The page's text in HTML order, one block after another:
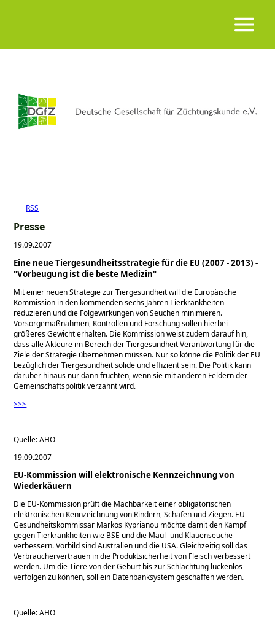
RSS
Presse
19.09.2007
Eine neue Tiergesundheitsstrategie für die EU (2007 - 2013) -
"Vorbeugung ist die beste Medizin"
Mit einer neuen Strategie zur Tiergesundheit will die Europäische
Kommission in den kommenden sechs Jahren Tierkrankheiten
reduzieren und die Folgewirkungen von Seuchen minimieren.
Vorsorgemaßnahmen, Kontrollen und Forschung sollen hierbei
größeres Gewicht erhalten. Die Kommission weist zudem darauf hin,
dass alle Akteure im Bereich der Tiergesundheit Verantwortung für die
Ziele der Strategie übernehmen müssen. Nur so könne die Politik der EU
bezüglich der Tiergesundheit solide und effizient sein. Die Politik kann
darüber hinaus nur dann fruchten, wenn sie mit anderen Feldern der
Gemeinschaftspolitik verzahnt wird.
>>>
Quelle: AHO
19.09.2007
EU-Kommission will elektronische Kennzeichnung von
Wiederkäuern
Die EU-Kommission prüft die Machbarkeit einer obligatorischen
elektronischen Kennzeichnung von Rindern, Schafen und Ziegen. EU-
Gesundheitskommissar Markos Kyprianou möchte damit den Kampf
gegen Tierkrankheiten wie BSE und die Maul- und Klauenseuche
verbessern. Vorbild sind Australien und die USA. Gleichzeitig soll das
Verbrauchervertrauen in die Produktsicherheit von Fleisch verbessert
werden. Um die Tiere von der Geburt bis zur Schlachtung lückenlos
verfolgen zu können, soll ein Datenbanksystem geschaffen werden.
Quelle: AHO